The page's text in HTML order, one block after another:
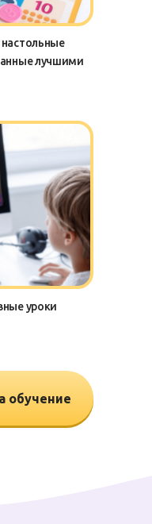
уроки
лучшими
обучение